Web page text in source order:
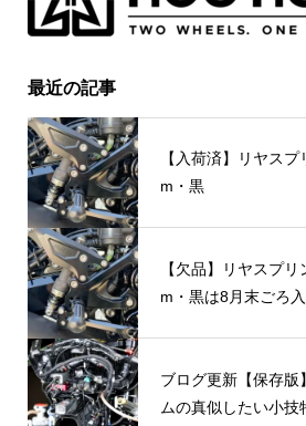
最近の記事
【入荷済】リヤス
m・黒
【欠品】リヤスプ
m・黒は8月末ごろ
ブログ更新【保存版
ムの真似したい小技